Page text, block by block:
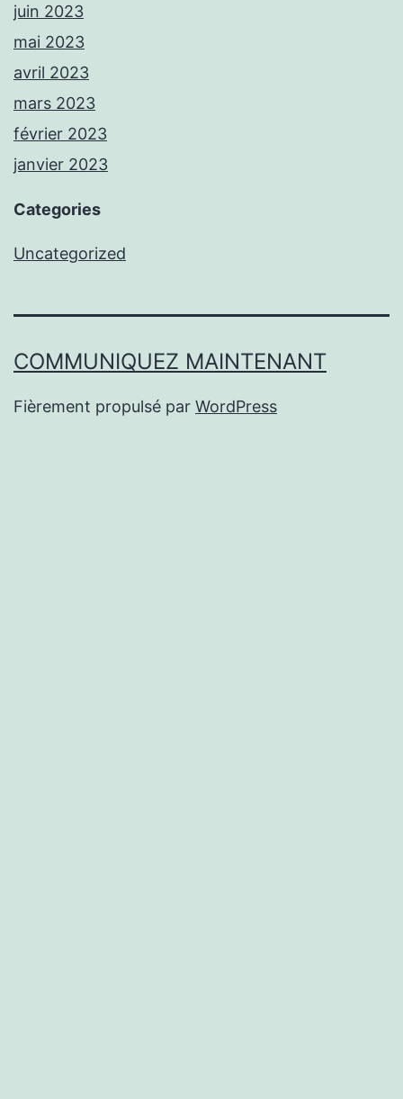
juin 2023
mai 2023
avril 2023
mars 2023
février 2023
janvier 2023
Categories
Uncategorized
COMMUNIQUEZ MAINTENANT
Fièrement propulsé par WordPress